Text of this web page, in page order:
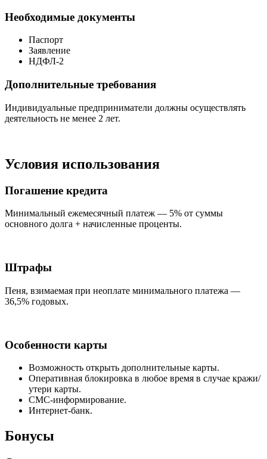
Необходимые документы
Паспорт
Заявление
НДФЛ-2
Дополнительные требования
Индивидуальные предприниматели должны осуществлять
деятельность не менее 2 лет.
Условия использования
Погашение кредита
Минимальный ежемесячный платеж — 5% от суммы
основного долга + начисленные проценты.
Штрафы
Пеня, взимаемая при неоплате минимального платежа —
36,5% годовых.
Особенности карты
Возможность открыть дополнительные карты.
Оперативная блокировка в любое время в случае кражи/
утери карты.
СМС-информирование.
Интернет-банк.
Бонусы